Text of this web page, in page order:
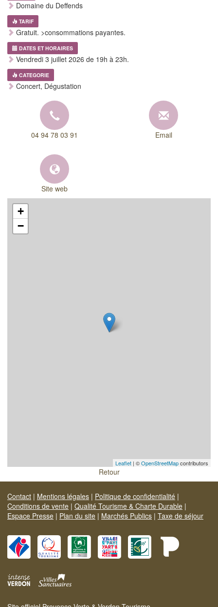
Domaine du Deffends
TARIF
Gratuit. >consommations payantes.
DATES ET HORAIRES
Vendredi 3 juillet 2026 de 19h à 23h.
CATEGORIE
Concert, Dégustation
04 94 78 03 91 Email
Site web
+
−
Leaflet | ©OpenStreetMapcontributors
Retour
Contact | Mentions légales | Politique de confidentialité |
Conditions de vente | Qualité Tourisme & Charte Durable |
Espace Presse | Plan du site | Marchés Publics | Taxe de séjour